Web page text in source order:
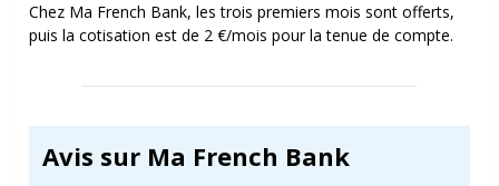
Chez Ma French Bank, les trois premiers mois sont offerts,
puis la cotisation est de 2 €/mois pour la tenue de compte.
Avis sur Ma French Bank